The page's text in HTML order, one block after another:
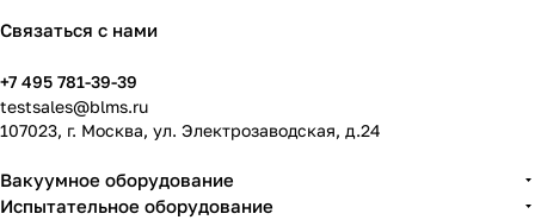
Связаться с нами
+7 495 781-39-39
testsales@blms.ru
107023, г. Москва, ул. Электрозаводская, д.24
Вакуумное оборудование
Испытательное оборудование